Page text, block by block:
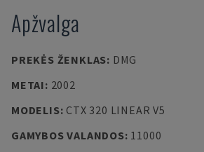
Apžvalga
PREKĖS ŽENKLAS: DMG
METAI: 2002
MODELIS: CTX 320 LINEAR V5
GAMYBOS VALANDOS: 11000